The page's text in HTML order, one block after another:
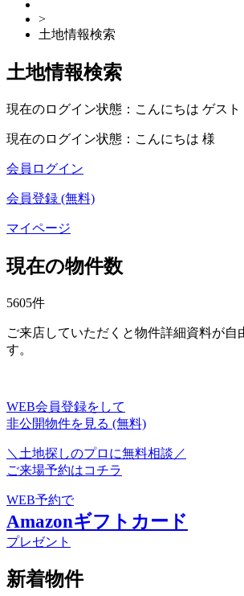
>
土地情報検索
土地情報検索
現在のログイン状態：こんにちは ゲスト
現在のログイン状態：こんにちは 様
会員ログイン
会員登録 (無料)
マイページ
現在の物件数
5605件
ご来店していただくと物件詳細資料が自
す。
WEB会員登録をして
非公開物件を見る (無料)
＼土地探しのプロに無料相談／
ご来場予約はコチラ
WEB予約で
Amazonギフトカード
プレゼント
新着物件